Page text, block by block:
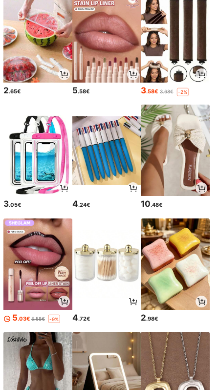
2.65€ 5.58€ 3.58€ 3.68€ -2%
3.05€ 4.24€ 10.48€
5.03€ 5.58€ -9% 4.72€ 2.98€